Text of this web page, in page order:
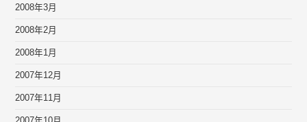
2008年3月
2008年2月
2008年1月
2007年12月
2007年11月